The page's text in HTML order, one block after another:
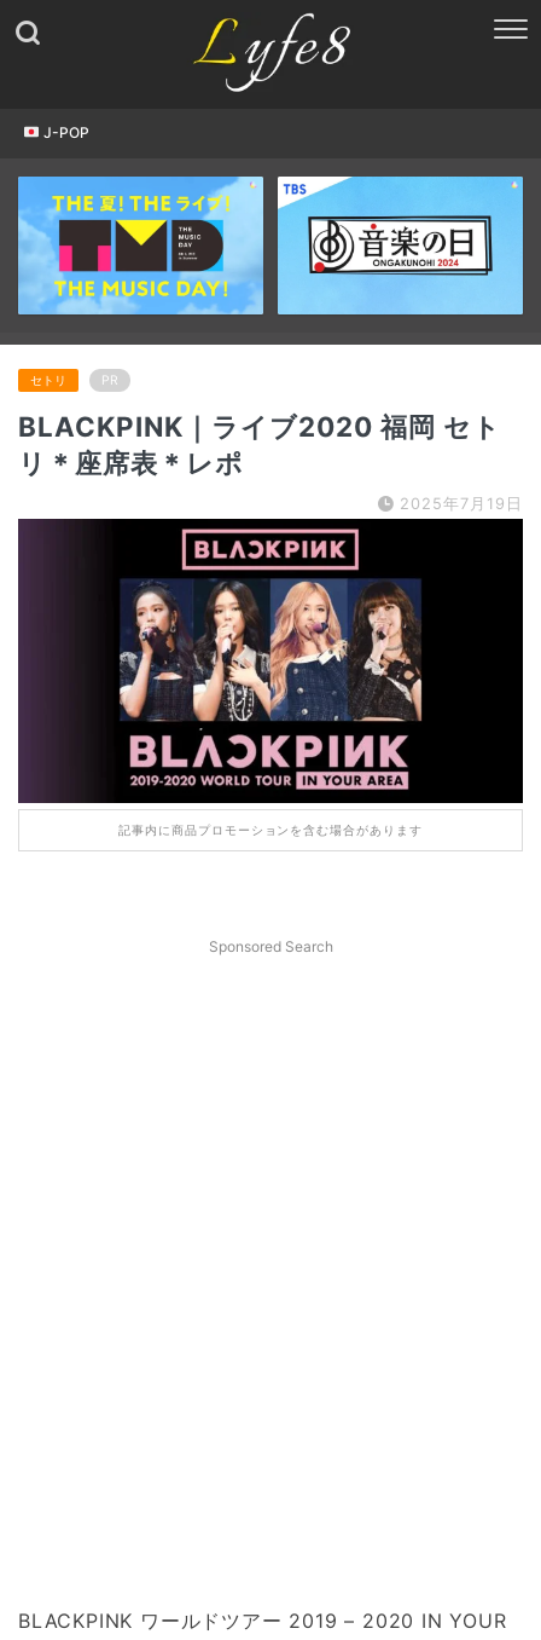
J-POP
セトリ PR
BLACKPINK｜ライブ2020 福岡 セト
リ＊座席表＊レポ
2025年7月19日
記事内に商品プロモーションを含む場合があります
Sponsored Search
BLACKPINK ワールドツアー 2019 – 2020 IN YOUR